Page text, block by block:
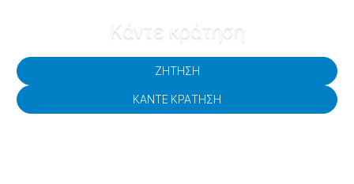
Κάντε κράτηση
ΖΉΤΗΣΗ
ΚΆΝΤΕ ΚΡΆΤΗΣΗ